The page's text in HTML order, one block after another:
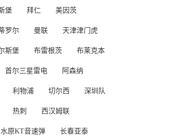
堡 拜仁 美因茨
罗尔 曼联 天津津门虎
斯堡 布雷根茨 布莱克本
首尔三星雷电 阿森纳
利物浦 切尔西 深圳队
热刺 西汉姆联
水原KT音速弹 长春亚泰